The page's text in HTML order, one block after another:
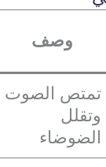
وصف
تمتص الصوت
وتقلل
الضوضاء